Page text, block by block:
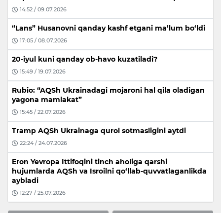
14:52 / 09.07.2026
“Lans” Husanovni qanday kashf etgani ma’lum bo‘ldi
17:05 / 08.07.2026
20-iyul kuni qanday ob-havo kuzatiladi?
15:49 / 19.07.2026
Rubio: “AQSh Ukrainadagi mojaroni hal qila oladigan
yagona mamlakat”
15:45 / 22.07.2026
Tramp AQSh Ukrainaga qurol sotmasligini aytdi
22:24 / 24.07.2026
Eron Yevropa Ittifoqini tinch aholiga qarshi
hujumlarda AQSh va Isroilni qo‘llab-quvvatlaganlikda
aybladi
12:27 / 25.07.2026